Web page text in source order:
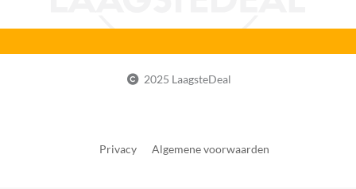
2025 LaagsteDeal
Privacy Algemene voorwaarden